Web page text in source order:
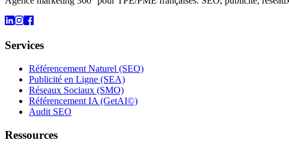
Services
Référencement Naturel (SEO)
Publicité en Ligne (SEA)
Réseaux Sociaux (SMO)
Référencement IA (GetAI©)
Audit SEO
Ressources